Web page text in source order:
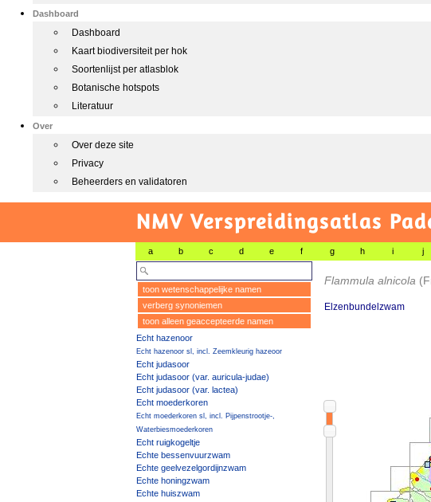
Dashboard
Dashboard
Kaart biodiversiteit per hok
Soortenlijst per atlasblok
Botanische hotspots
Literatuur
Over
Over deze site
Privacy
Beheerders en validatoren
NMV Verspreidingsatlas
a b c d e f g h i j
toon wetenschappelijke namen
verberg synoniemen
toon alleen geaccepteerde namen
Echt hazenoor
Echt hazenoor sl, incl. Zeemkleurig hazeoor
Echt judasoor
Echt judasoor (var. auricula-judae)
Echt judasoor (var. lactea)
Echt moederkoren
Echt moederkoren sl, incl. Pijpenstrootje-,
Waterbiesmoederkoren
Echt ruigkogeltje
Echte bessenvuurzwam
Echte geelvezelgordijnzwam
Echte honingzwam
Echte huiszwam
Flammula alnicola
Elzenbundelzwam